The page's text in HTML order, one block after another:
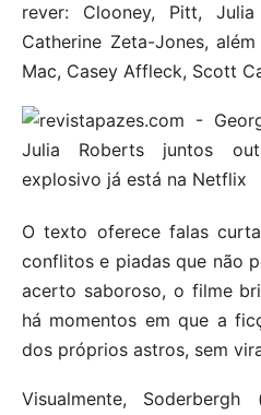
rever: Clooney, Pitt,
Catherine Zeta-Jones,
Mac, Casey Affleck, Scott
O texto oferece falas
conflitos e piadas que não
acerto saboroso, o filme
há momentos em que a
dos próprios astros, sem
Visualmente,